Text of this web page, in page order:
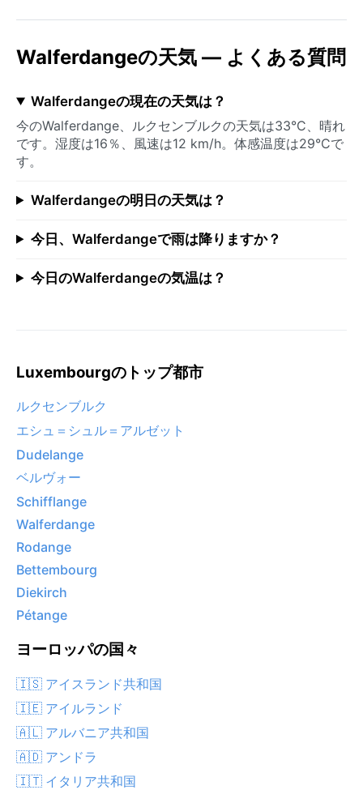
Walferdangeの天気 — よくある質問
Walferdangeの現在の天気は？
今のWalferdange、ルクセンブルクの天気は33°C、晴れ
です。湿度は16％、風速は12 km/h。体感温度は29°Cで
す。
Walferdangeの明日の天気は？
今日、Walferdangeで雨は降りますか？
今日のWalferdangeの気温は？
Luxembourgのトップ都市
ルクセンブルク
エシュ＝シュル＝アルゼット
Dudelange
ベルヴォー
Schifflange
Walferdange
Rodange
Bettembourg
Diekirch
Pétange
ヨーロッパの国々
🇮🇸 アイスランド共和国
🇮🇪 アイルランド
🇦🇱 アルバニア共和国
🇦🇩 アンドラ
🇮🇹 イタリア共和国